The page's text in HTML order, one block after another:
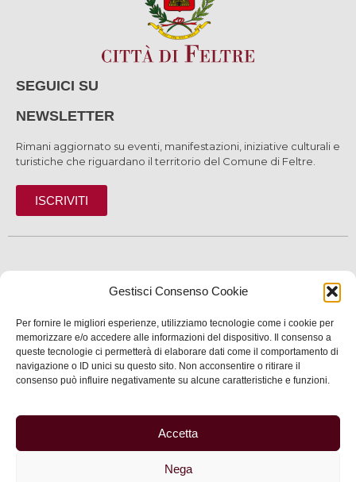
Gestisci Consenso Cookie
Per fornire le migliori esperienze, utilizziamo tecnologie come i cookie per
memorizzare e/o accedere alle informazioni del dispositivo. Il consenso a
queste tecnologie ci permetterà di elaborare dati come il comportamento di
navigazione o ID unici su questo sito. Non acconsentire o ritirare il
consenso può influire negativamente su alcune caratteristiche e funzioni.
Accetta
Nega
SEGUICI SU
NEWSLETTER
Rimani aggiornato su eventi, manifestazioni, iniziative culturali e
turistiche che riguardano il territorio del Comune di Feltre.
ISCRIVITI
SERVIZI
INFORMAZIONI
© 2025 Assessorato al Turismo della Città di Feltre
Informativa cookie